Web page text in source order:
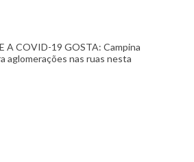
A COVID-19 GOSTA: Campina
aglomerações nas ruas nesta